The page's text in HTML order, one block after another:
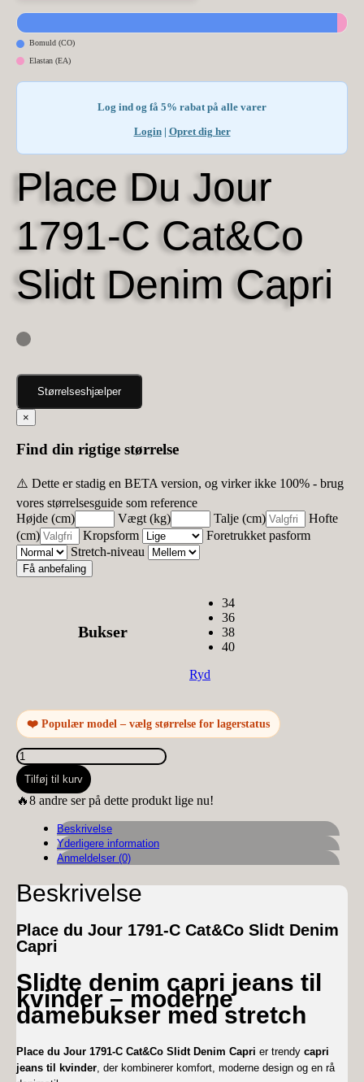
Bomuld (CO)
Elastan (EA)
Log ind og få 5% rabat på alle varer
Login| Opret dig her
Place Du Jour
1791-C Cat&Co
Slidt Denim Capri
Størrelseshjælper
×
Find din rigtige størrelse
⚠️ Dette er stadig en BETA version, og virker ikke 100% - brug
vores størrelsesguide som reference
Højde (cm)
Vægt (kg) Talje (cm)
Hofte
(cm)
Kropsform
Foretrukket pasform
Stretch-niveau
Få anbefaling
Bukser
34
36
38
40
Ryd
❤️ Populær model – vælg størrelse for lagerstatus
Place
du
Jour
1791-
Cat&Co
denim
antal
Tilføj til kurv
🔥8 andre ser på dette produkt lige nu!
Beskrivelse
Yderligere information
Anmeldelser (0)
Beskrivelse
Place du Jour 1791-C Cat&Co Slidt Denim
Capri
Slidte denim capri jeans til
kvinder – moderne
damebukser med stretch
Place du Jour 1791-C Cat&Co Slidt Denim Capri er trendy capri
jeans til kvinder , der kombinerer komfort, moderne design og en rå